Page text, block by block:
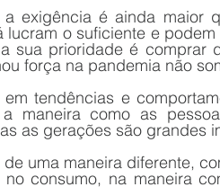
exigência é ainda maior
lucram o suficiente e
sua prioridade é comprar
força na pandemia não
tendências e
a maneira como as
as gerações são grandes
uma maneira diferente,